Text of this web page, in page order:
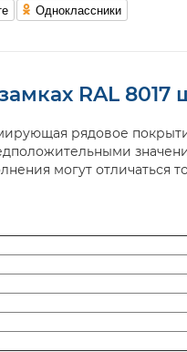
Одноклассники
RAL 8017
рядовое
могут отличаться